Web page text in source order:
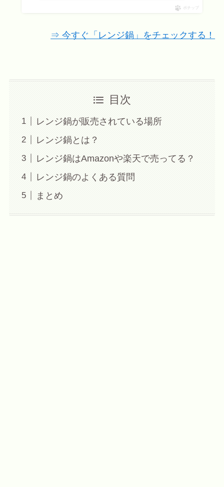
ポチップ
⇒ 今すぐ「レンジ鍋」をチェックする！
目次
レンジ鍋が販売されている場所
レンジ鍋とは？
レンジ鍋はAmazonや楽天で売ってる？
レンジ鍋のよくある質問
まとめ